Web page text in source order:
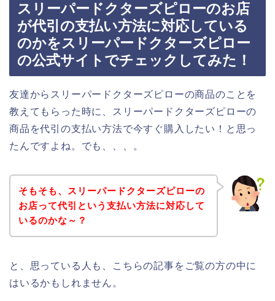
スリーパードクターズピローのお店
が代引の支払い方法に対応している
のかをスリーパードクターズピロー
の公式サイトでチェックしてみた！
友達からスリーパードクターズピローの商品のことを
教えてもらった時に、スリーパードクターズピローの
商品を代引の支払い方法で今すぐ購入したい！と思っ
たんですよね。でも、、、。
そもそも、スリーパードクターズピローの
お店って代引という支払い方法に対応して
いるのかな～？
と、思っている人も、こちらの記事をご覧の方の中に
はいるかもしれません。